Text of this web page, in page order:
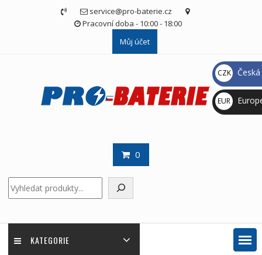
service@pro-baterie.cz
Pracovní doba - 10:00 - 18:00
Můj účet
0
KATEGORIE
CZK
Kč
EUR
€